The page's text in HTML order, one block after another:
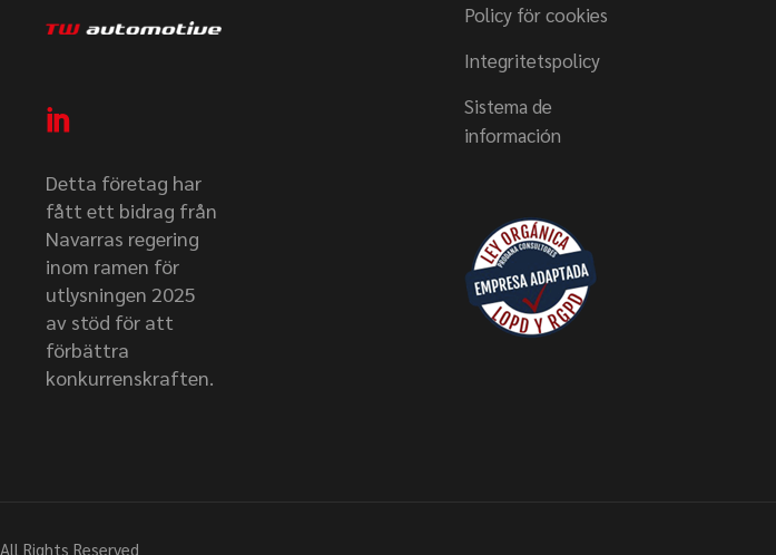
Detta företag har
fått ett bidrag från
Navarras regering
inom ramen för
utlysningen 2025
av stöd för att
förbättra
konkurrenskraften.
Policy för cookies
Integritetspolicy
Sistema de
información
, All Rights Reserved